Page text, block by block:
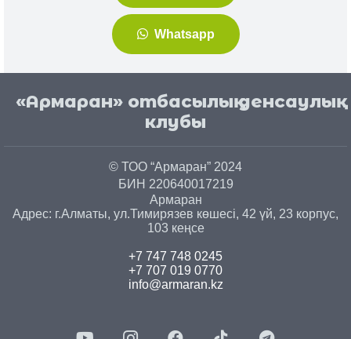
Whatsapp
«Армаран» отбасылық денсаулық
клубы
© ТОО “Армаран” 2024
БИН 220640017219
Армаран
Адрес: г.Алматы, ул.Тимирязев көшесі, 42 үй, 23 корпус,
103 кеңсе
+7 747 748 0245
+7 707 019 0770
info@armaran.kz